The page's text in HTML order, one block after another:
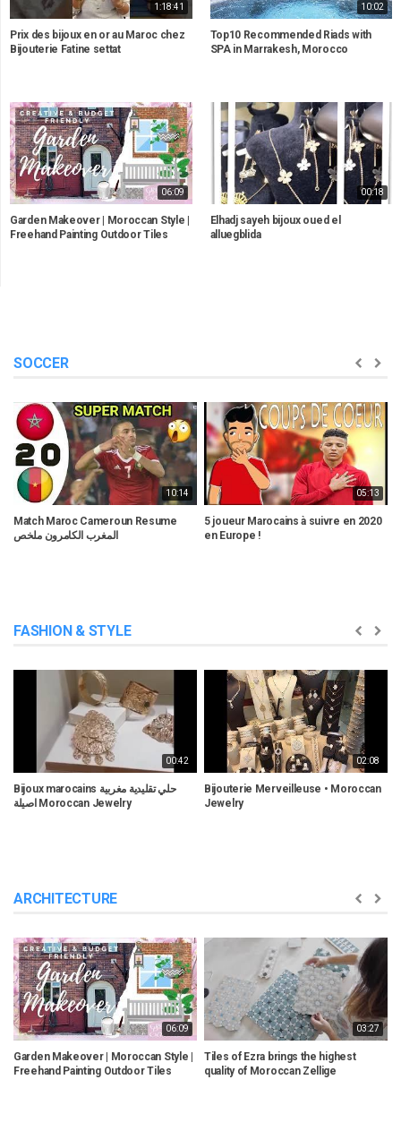
1:18:41
Prix des bijoux en or au Maroc chez
Bijouterie Fatine settat
10:02
Top10 Recommended Riads with
SPA in Marrakesh, Morocco
06:09
Garden Makeover | Moroccan Style |
Freehand Painting Outdoor Tiles
00:18
Elhadj sayeh bijoux oued el
alluegblida
SOCCER
10:14
Match Maroc Cameroun Resume
المغرب الكامرون ملخص
05:13
5 joueur Marocains à suivre en 2020
en Europe !
FASHION & STYLE
00:42
Bijoux marocains حلي تقليدية مغربية
اصيلة Moroccan Jewelry
02:08
Bijouterie Merveilleuse • Moroccan
Jewelry
ARCHITECTURE
06:09
Garden Makeover | Moroccan Style |
Freehand Painting Outdoor Tiles
03:27
Tiles of Ezra brings the highest
quality of Moroccan Zellige